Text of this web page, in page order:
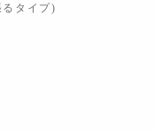
タイプ)